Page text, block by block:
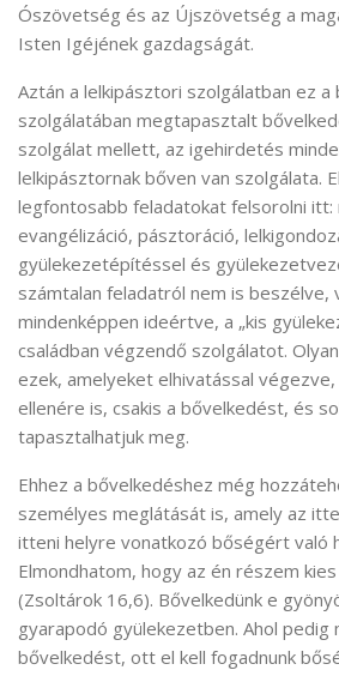
Ószövetség és az Újszövetség a
Isten Igéjének gazdagságát.
Aztán a lelkipásztori szolgálatban ez
szolgálatában megtapasztalt
szolgálat mellett, az igehirdetés
lelkipásztornak bőven van szolgálata.
legfontosabb feladatokat felsorolni itt:
evangélizáció, pásztoráció,
gyülekezetépítéssel és
számtalan feladatról nem is beszélve,
mindenképpen ideértve, a „kis
családban végzendő szolgálatot.
ezek, amelyeket elhivatással
ellenére is, csakis a bővelkedést, és
tapasztalhatjuk meg.
Ehhez a bővelkedéshez még
személyes meglátását is, amely az
itteni helyre vonatkozó bőségért való
Elmondhatom, hogy az én részem
(Zsoltárok 16,6). Bővelkedünk e
gyarapodó gyülekezetben. Ahol pedig
bővelkedést, ott el kell fogadnunk